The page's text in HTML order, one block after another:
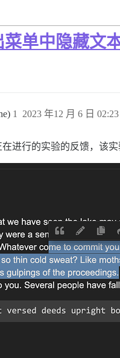
单中隐藏文
2023 年12 月 6 日 02:23
1
进行的实验的反馈，该